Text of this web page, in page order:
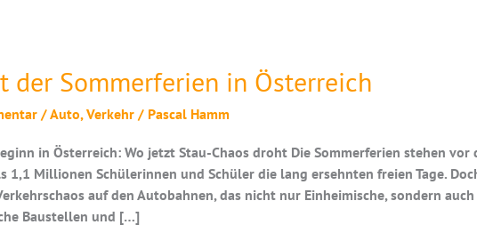
der Sommerferien in Österreich
/Auto,Verkehr / Pascal Hamm
in Österreich: Wo jetzt Stau-Chaos droht Die Sommerferien stehen
1,1 Millionen Schülerinnen und Schüler die lang ersehnten freien Tage.
auf den Autobahnen, das nicht nur Einheimische, sondern
Baustellen und […]